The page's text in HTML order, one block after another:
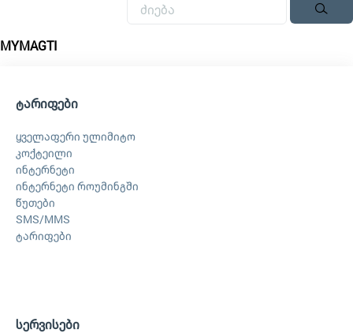
MYMAGTI
ტარიფები
ყველაფერი ულიმიტო
კოქტეილი
ინტერნეტი
ინტერნეტი როუმინგში
წუთები
SMS/MMS
ტარიფები
სერვისები